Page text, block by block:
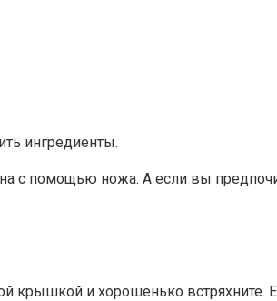
ингредиенты.
с помощью ножа. А если вы
крышкой и хорошенько встряхните.